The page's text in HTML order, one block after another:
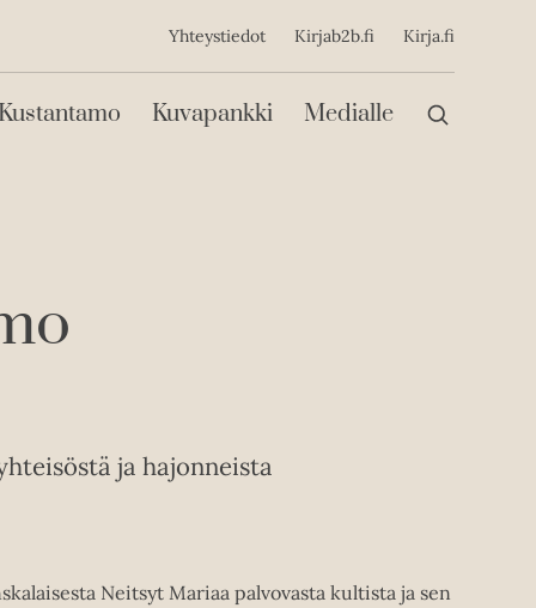
Yhteystiedot Kirjab2b.fi Kirja.fi
Kuvapankki Medialle
ja hajonneista
Neitsyt Mariaa palvovasta kultista ja sen